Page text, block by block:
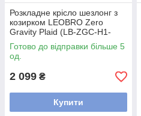
Розкладне крісло шезлонг з
козирком LEOBRO Zero
Gravity Plaid (LB-ZGC-H1-
PLD)
Готово до відправки більше 5
од.
2 099 ₴
Купити